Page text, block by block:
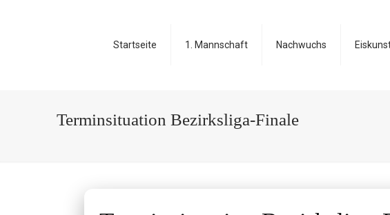
Startseite 1. Mannschaft Nachwuchs
Terminsituation Bezirksliga-Finale